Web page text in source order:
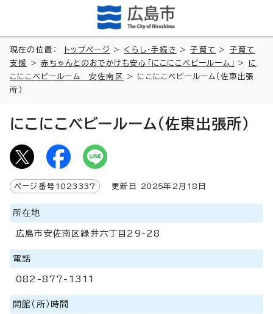
現在の位置： トップページ > くらし・手続き >子育て > 子育て
支援
>赤ちゃんとのおでかけも安心「にこにこベビールーム」 >
に
こにこベビールーム 安佐南区
> にこにこベビールーム（佐東出張
所）
にこにこベビールーム（佐東出張所）
ページ番号 1023337 更新日 2025年2月 18 日
所在地
広島市安佐南区緑井六丁目29-28
電話
082-877-1311
開館（所）時間